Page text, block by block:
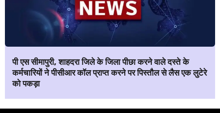
पी एस सीमापुरी, शाहदरा जिले के जिला पीछा करने वाले दस्ते के
कर्मचारियों ने पीसीआर कॉल प्राप्त करने पर पिस्तौल से लैस एक लुटेरे
को पकड़ा